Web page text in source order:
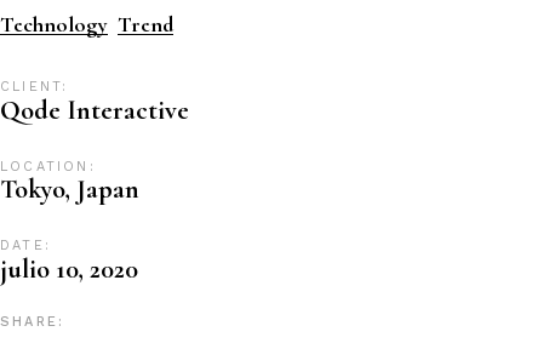
Technology Trend
CLIENT:
Qode Interactive
LOCATION:
Tokyo, Japan
DATE:
julio 10, 2020
SHARE: